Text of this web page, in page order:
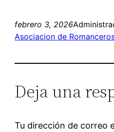
febrero 3, 2026
Asociacion de
Deja una
Tu dirección de correo